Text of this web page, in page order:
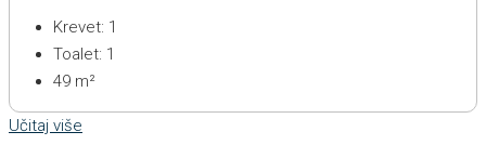
Krevet: 1
Toalet: 1
49 m²
Učitaj više